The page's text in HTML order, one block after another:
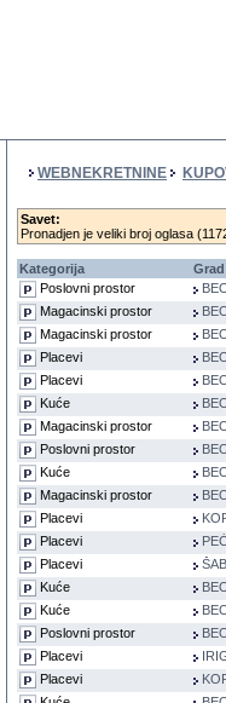
WEBNEKRETNINE
Savet:
Pronadjen je veliki broj oglasa
Kategorija Grad
Poslovni prostor
Magacinski prostor
Magacinski prostor
Placevi
Placevi
Kuće
Magacinski prostor
Poslovni prostor
Kuće
Magacinski prostor
Placevi
Placevi
Placevi
Kuće
Kuće
Poslovni prostor
Placevi
Placevi